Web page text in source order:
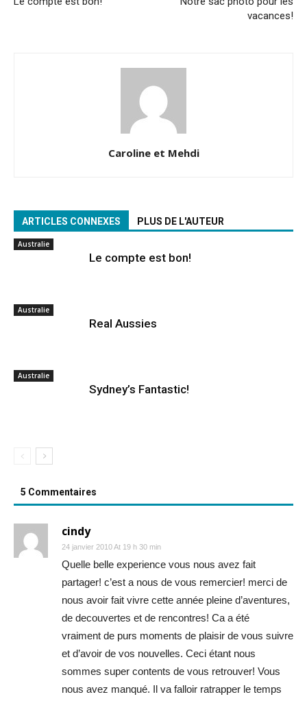
vacances!
Caroline et Mehdi
ARTICLES CONNEXES PLUS DE L'AUTEUR
Australie
Le compte est bon!
Australie
Real Aussies
Australie
Sydney’s Fantastic!
5 Commentaires
cindy
24 janvier 2010 At 19 h 30 min
Quelle belle experience vous nous avez fait
partager! c’est a nous de vous remercier! merci de
nous avoir fait vivre cette année pleine d’aventures,
de decouvertes et de rencontres! Ca a été
vraiment de purs moments de plaisir de vous suivre
et d’avoir de vos nouvelles. Ceci étant nous
sommes super contents de vous retrouver! Vous
nous avez manqué. Il va falloir ratrapper le temps